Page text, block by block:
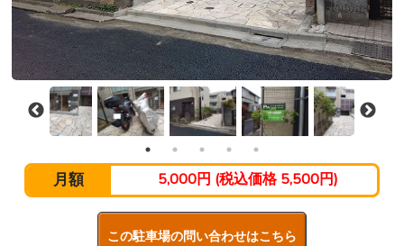
月額 5,000円 (税込価格 5,500円)
この駐車場の問い合わせはこちら